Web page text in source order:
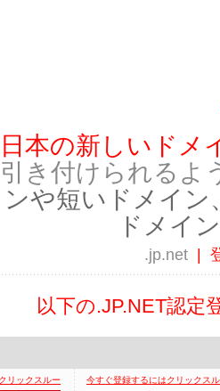
日本の新しいドメ
引き付けられるよ
ンや短いドメイ
ドメイ
.jp.net
以下の.JP.NET認定
リックスルー 今すぐ登録するにはクリックス